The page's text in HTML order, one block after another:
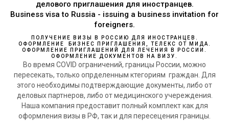
делового приглашения для иностранцев.
Business visa to Russia - issuing a business invitation for
foreigners.
ПОЛУЧЕНИЕ ВИЗЫ В РОССИЮ ДЛЯ ИНОСТРАНЦЕВ.
ОФОРМЛЕНИЕ БИЗНЕС ПРИГЛАШЕНИЯ, ТЕЛЕКС ОТ МИДА.
ОФОРМЛЕНИЕ ПРИГЛАШЕНИЙ ДЛЯ ЛЕЧЕНИЯ В РОССИИ.
ОФОРМЛЕНИЕ ДОКУМЕНТОВ НА ВИЗУ.
Во время COVID ограничений, границы России, можно
пересекать, только опрделенным ктегориям граждан. Для
этого необходимы подтверждающие документы, либо от
деловых партнеров, либо от медицинского учереждения.
Наша компания предоставит полный комплект как для
оформления визы в РФ, так и для пересецения границы.